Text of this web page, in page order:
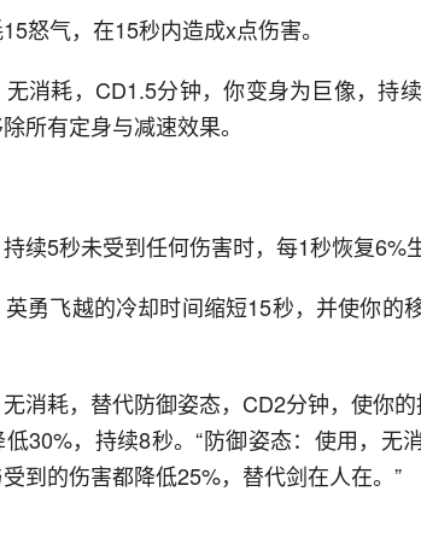
怒气，在15秒内造成x点伤害。
消耗，CD1.5分钟，你变身为巨像，持
所有定身与减速效果。
续5秒未受到任何伤害时，每1秒恢复6%
勇飞越的冷却时间缩短15秒，并使你的
消耗，替代防御姿态，CD2分钟，使你
30%，持续8秒。“防御姿态：使用，无
到的伤害都降低25%，替代剑在人在。”